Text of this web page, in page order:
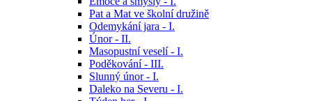
Pat a Mat ve školní družině
Odemykání jara - I.
Únor - II.
Masopustní veselí - I.
Poděkování - III.
Slunný únor - I.
Daleko na Severu - I.